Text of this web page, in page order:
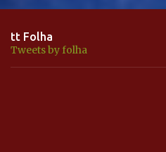
tt Folha
Tweets by folha